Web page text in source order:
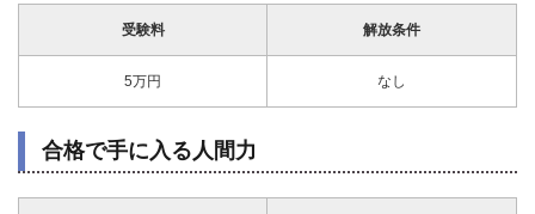
受験料 解放条件
5万円 なし
合格で手に入る人間力